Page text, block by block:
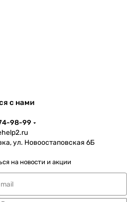
с нами
98-99
ул. Новоостаповская 6Б
на новости и акции